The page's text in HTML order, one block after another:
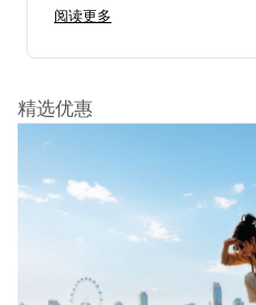
住时间为 30 晚及以上，未入
情况下，以上政策不适用。
不因任何原因予以退还。
未到店入住的住客须支付以
阅读更多
精选优惠